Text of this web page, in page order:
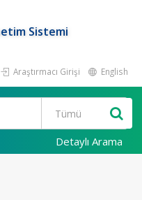
Sistemi
Araştırmacı Girişi English
Detaylı Arama